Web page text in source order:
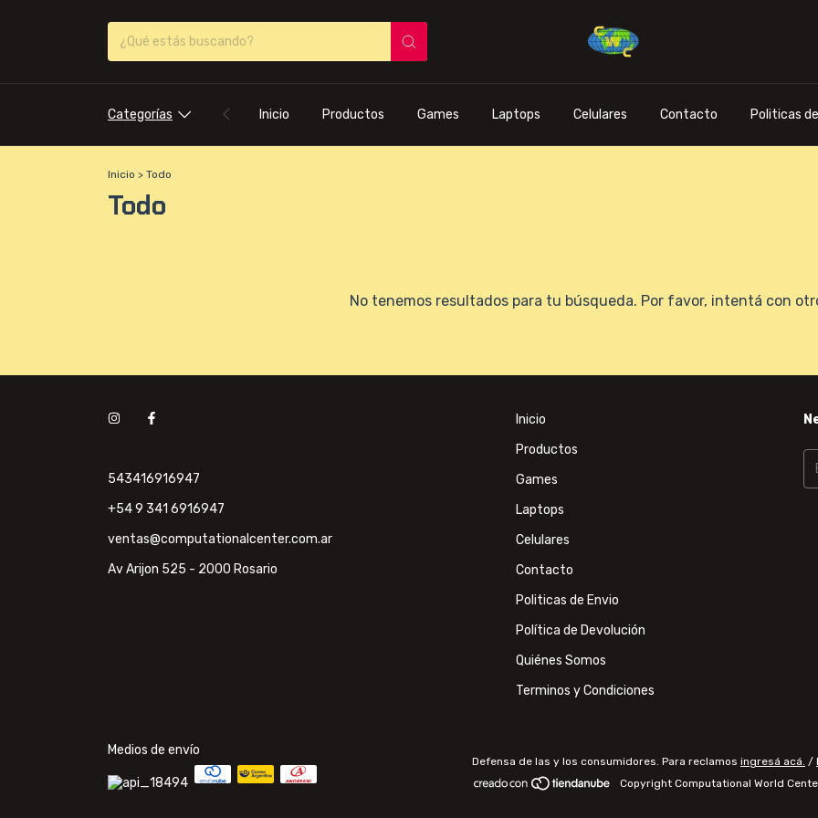
Categorías Inicio Productos Games Laptops Celulares Contacto Politicas
Inicio > Todo
Todo
No tenemos resultados para tu búsqueda. Por favor, intentá con
543416916947
+54 9 341 6916947
ventas@computationalcenter.com.ar
Av Arijon 525 - 2000 Rosario
Inicio
Productos
Games
Laptops
Celulares
Contacto
Politicas de Envio
Política de Devolución
Quiénes Somos
Terminos y Condiciones
Medios de envío
Defensa de las y los consumidores. Para reclamos ingresá acá. /
Copyright Computational World